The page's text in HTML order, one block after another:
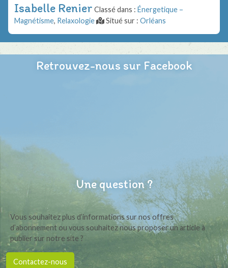
Isabelle Renier Classé dans : Énergetique –
Magnétisme, Relaxologie Situé sur : Orléans
Retrouvez-nous sur Facebook
Une question ?
Vous souhaitez plus d’informations sur nos offres
d’abonnement ou vous souhaitez nous proposer un article à
publier sur notre site ?
Contactez-nous